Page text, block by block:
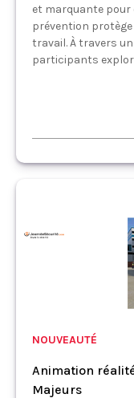
et marquante pour
prévention
travail. À travers
participants
NOUVEAUTÉ
Animation
Majeurs